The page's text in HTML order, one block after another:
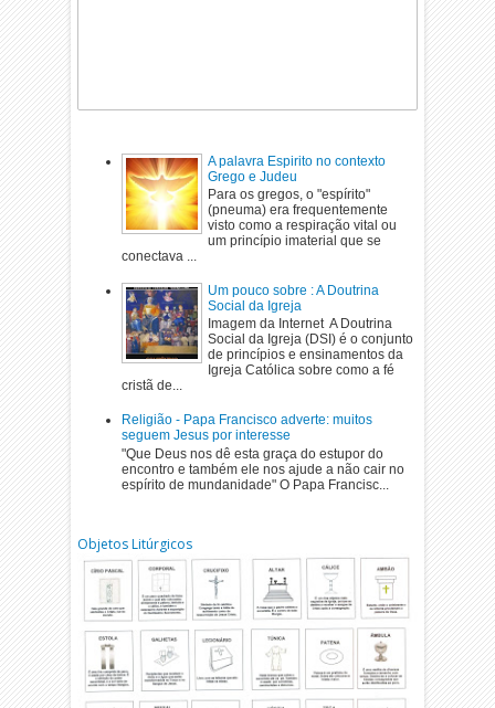
A palavra Espirito no contexto
Grego e Judeu
Para os gregos, o "espírito"
(pneuma) era frequentemente
visto como a respiração vital ou
um princípio imaterial que se
conectava ...
Um pouco sobre : A Doutrina
Social da Igreja
Imagem da Internet A Doutrina
Social da Igreja (DSI) é o conjunto
de princípios e ensinamentos da
Igreja Católica sobre como a fé
cristã de...
Religião - Papa Francisco adverte: muitos
seguem Jesus por interesse
"Que Deus nos dê esta graça do estupor do
encontro e também ele nos ajude a não cair no
espírito de mundanidade" O Papa Francisc...
Objetos Litúrgicos